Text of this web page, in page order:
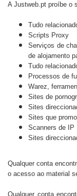
A Justweb.pt proíbe o
Tudo
Scripts Proxy
Serviços de
de alojamento
Tudo
Processos de
Warez,
Sites de
Sites
Sites que
Scanners de IP
Sites
Qualquer conta
o acesso ao material
Qualquer conta